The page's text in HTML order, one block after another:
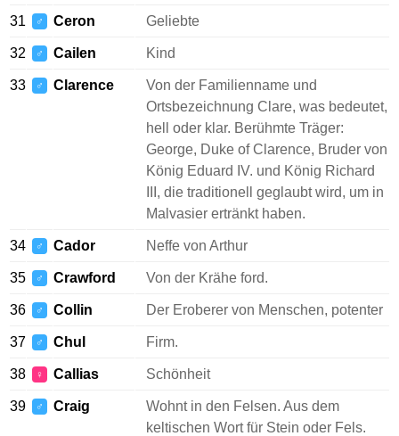
31 ♂ Ceron Geliebte
32 ♂ Cailen Kind
33 ♂ Clarence
Von der Familienname und
Ortsbezeichnung Clare, was bedeutet,
hell oder klar. Berühmte Träger:
George, Duke of Clarence, Bruder von
König Eduard IV. und König Richard
III, die traditionell geglaubt wird, um in
Malvasier ertränkt haben.
34 ♂ Cador Neffe von Arthur
35 ♂ Crawford Von der Krähe ford.
36 ♂ Collin Der Eroberer von Menschen, potenter
37 ♂ Chul Firm.
38 ♀ Callias Schönheit
39 ♂ Craig
Wohnt in den Felsen. Aus dem
keltischen Wort für Stein oder Fels.